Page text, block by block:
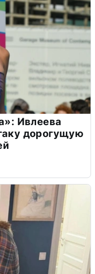
Ивлеева
дорогущую